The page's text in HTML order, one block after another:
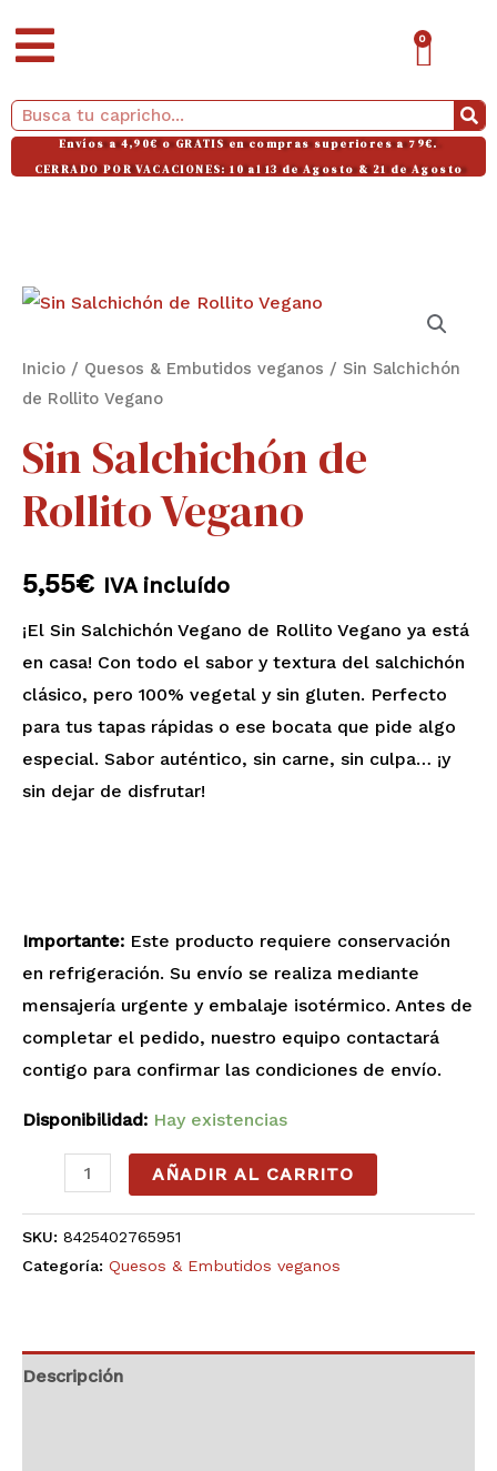
0
Buscar
Envíos a 4,90€ o GRATIS en compras superiores a 79€.
CERRADO POR VACACIONES: 10 al 13 de Agosto & 21 de Agosto
Inicio / Quesos & Embutidos veganos / Sin Salchichón
de Rollito Vegano
Sin Salchichón de
Rollito Vegano
5,55€ IVA incluído
¡El Sin Salchichón Vegano de Rollito Vegano ya está
en casa! Con todo el sabor y textura del salchichón
clásico, pero 100% vegetal y sin gluten. Perfecto
para tus tapas rápidas o ese bocata que pide algo
especial. Sabor auténtico, sin carne, sin culpa… ¡y
sin dejar de disfrutar!
Importante: Este producto requiere conservación
en refrigeración. Su envío se realiza mediante
mensajería urgente y embalaje isotérmico. Antes de
completar el pedido, nuestro equipo contactará
contigo para confirmar las condiciones de envío.
Disponibilidad: Hay existencias
Sin
de
Rollito
cantidad
AÑADIR AL CARRITO
SKU: 8425402765951
Categoría: Quesos & Embutidos veganos
Descripción